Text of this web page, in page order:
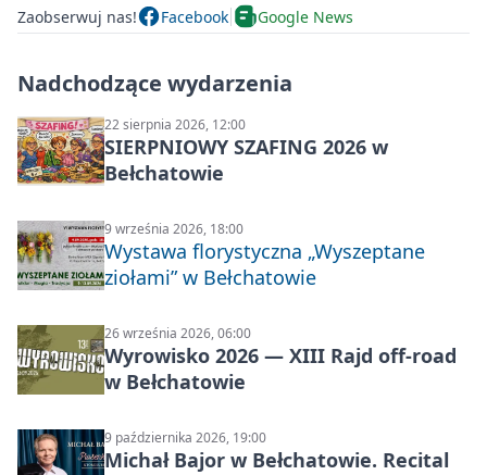
Zaobserwuj nas! Facebook Google News
Nadchodzące wydarzenia
22 sierpnia 2026, 12:00
SIERPNIOWY SZAFING 2026 w
Bełchatowie
9 września 2026, 18:00
Wystawa florystyczna „Wyszeptane
ziołami” w Bełchatowie
26 września 2026, 06:00
Wyrowisko 2026 — XIII Rajd off‑road
w Bełchatowie
9 października 2026, 19:00
Michał Bajor w Bełchatowie. Recital